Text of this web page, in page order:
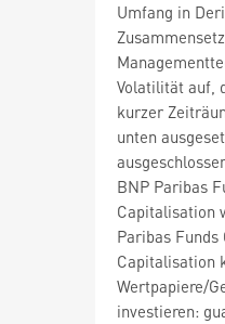
Umfang in
Volatilität auf,
kurzer
unten
BNP Paribas
Capitalisation
Paribas Funds
Capitalisation
Wertpapiere/
investieren: